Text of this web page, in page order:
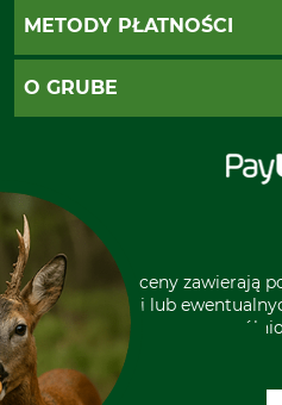
Ustawienia plików cookie
Koszty dostawy
Odstąpienie od zamówienia
METODY PŁATNOŚCI
PayU
O GRUBE
Grube w Europie
* Wszystkie ceny zawierają
kosztów wysyłki lub